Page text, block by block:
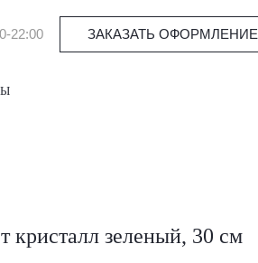
22:00 ЗАКАЗАТЬ ОФОРМЛЕНИЕ
кристалл зеленый, 30 см